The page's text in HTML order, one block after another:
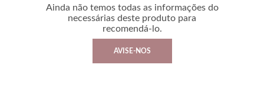
Ainda não temos todas as informações do
necessárias deste produto para
recomendá-lo.
AVISE-NOS